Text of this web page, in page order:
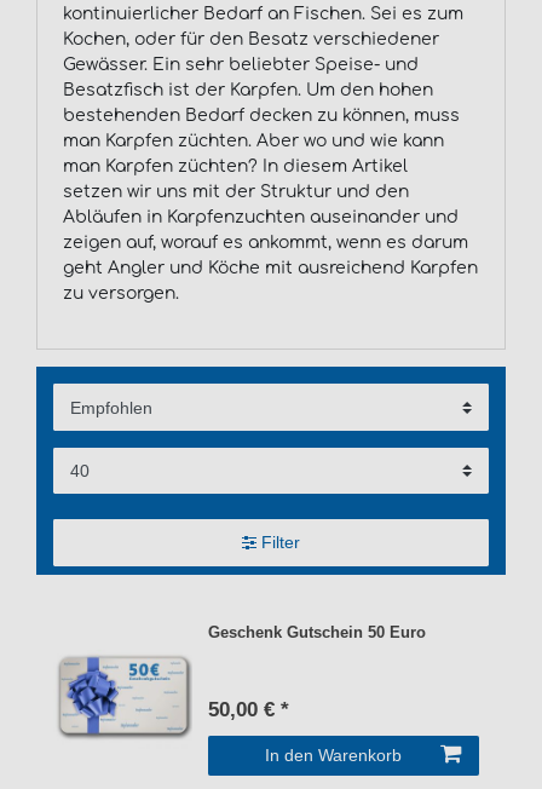
kontinuierlicher Bedarf an Fischen. Sei es zum
Kochen, oder für den Besatz verschiedener
Gewässer. Ein sehr beliebter Speise- und
Besatzfisch ist der Karpfen. Um den hohen
bestehenden Bedarf decken zu können, muss
man Karpfen züchten. Aber wo und wie kann
man Karpfen züchten? In diesem Artikel
setzen wir uns mit der Struktur und den
Abläufen in Karpfenzuchten auseinander und
zeigen auf, worauf es ankommt, wenn es darum
geht Angler und Köche mit ausreichend Karpfen
zu versorgen.
Filter
Geschenk Gutschein 50 Euro
50,00 € *
In den Warenkorb
Abhakmatte
weitere
weitere
weitere